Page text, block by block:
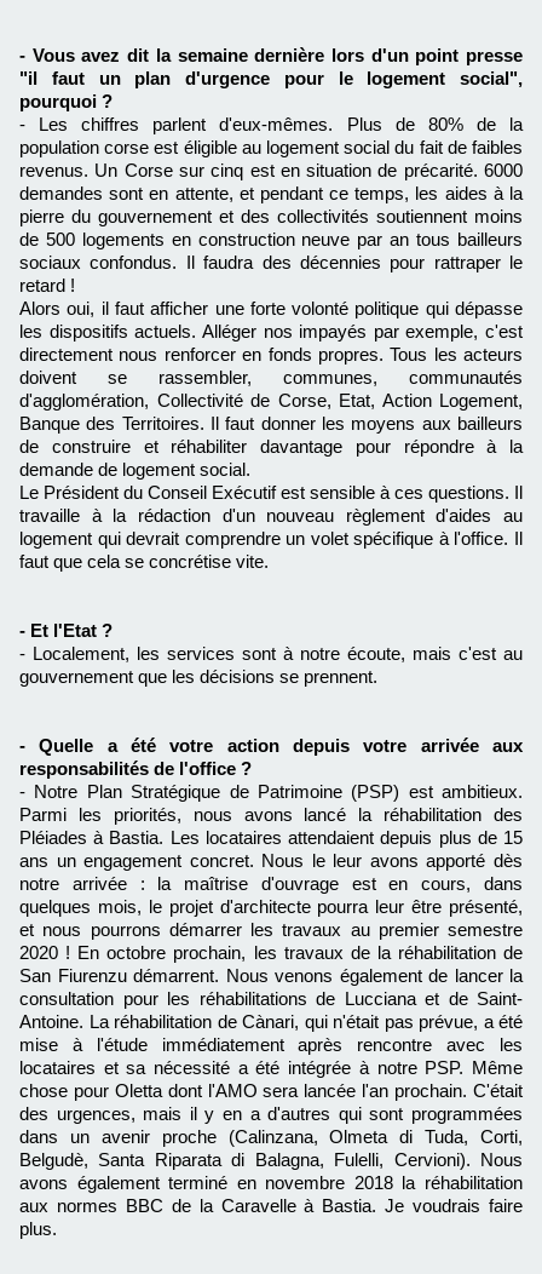
- Vous avez dit la semaine dernière lors d'un point presse
"il faut un plan d'urgence pour le logement social",
pourquoi ?
- Les chiffres parlent d'eux-mêmes. Plus de 80% de la
population corse est éligible au logement social du fait de faibles
revenus. Un Corse sur cinq est en situation de précarité. 6000
demandes sont en attente, et pendant ce temps, les aides à la
pierre du gouvernement et des collectivités soutiennent moins
de 500 logements en construction neuve par an tous bailleurs
sociaux confondus. Il faudra des décennies pour rattraper le
retard !
Alors oui, il faut afficher une forte volonté politique qui dépasse
les dispositifs actuels. Alléger nos impayés par exemple, c'est
directement nous renforcer en fonds propres. Tous les acteurs
doivent se rassembler, communes, communautés
d'agglomération, Collectivité de Corse, Etat, Action Logement,
Banque des Territoires. Il faut donner les moyens aux bailleurs
de construire et réhabiliter davantage pour répondre à la
demande de logement social.
Le Président du Conseil Exécutif est sensible à ces questions. Il
travaille à la rédaction d'un nouveau règlement d'aides au
logement qui devrait comprendre un volet spécifique à l'office. Il
faut que cela se concrétise vite.
- Et l'Etat ?
- Localement, les services sont à notre écoute, mais c'est au
gouvernement que les décisions se prennent.
- Quelle a été votre action depuis votre arrivée aux
responsabilités de l'office ?
- Notre Plan Stratégique de Patrimoine (PSP) est ambitieux.
Parmi les priorités, nous avons lancé la réhabilitation des
Pléiades à Bastia. Les locataires attendaient depuis plus de 15
ans un engagement concret. Nous le leur avons apporté dès
notre arrivée : la maîtrise d'ouvrage est en cours, dans
quelques mois, le projet d'architecte pourra leur être présenté,
et nous pourrons démarrer les travaux au premier semestre
2020 ! En octobre prochain, les travaux de la réhabilitation de
San Fiurenzu démarrent. Nous venons également de lancer la
consultation pour les réhabilitations de Lucciana et de Saint-
Antoine. La réhabilitation de Cànari, qui n'était pas prévue, a été
mise à l'étude immédiatement après rencontre avec les
locataires et sa nécessité a été intégrée à notre PSP. Même
chose pour Oletta dont l'AMO sera lancée l'an prochain. C'était
des urgences, mais il y en a d'autres qui sont programmées
dans un avenir proche (Calinzana, Olmeta di Tuda, Corti,
Belgudè, Santa Riparata di Balagna, Fulelli, Cervioni). Nous
avons également terminé en novembre 2018 la réhabilitation
aux normes BBC de la Caravelle à Bastia. Je voudrais faire
plus.